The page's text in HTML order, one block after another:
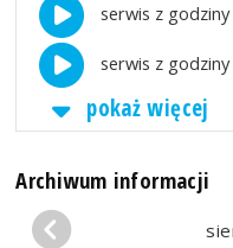
serwis z godziny
serwis z godziny
pokaż więcej
Archiwum informacji